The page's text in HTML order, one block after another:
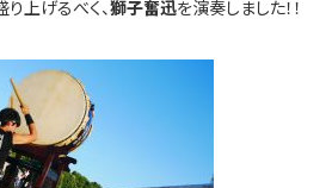
上げるべく、獅子奮迅を演奏しました！！